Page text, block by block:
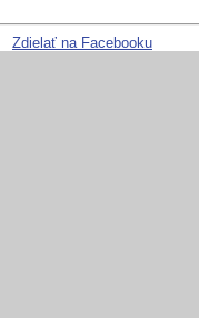
Zdielať na Facebooku